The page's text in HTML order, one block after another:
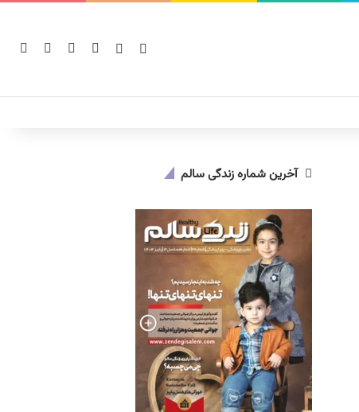
یوتیوب اینستاگرامنوشته تصادفی
سایدبار skin
آخرین شماره زندگی سالم